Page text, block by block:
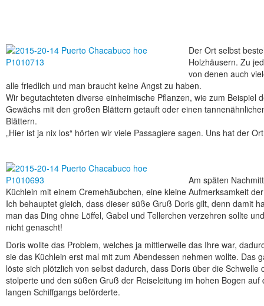
Der Ort selbst
Holzhäusern. Zu
von denen auch
alle friedlich und man braucht keine Angst zu haben.
Wir begutachteten diverse einheimische Pflanzen, wie zum Beispiel
Gewächs mit den großen Blättern getauft oder einen
Blättern.
„Hier ist ja nix los“ hörten wir viele Passagiere sagen. Uns hat der
Am späten
Küchlein mit einem Cremehäubchen, eine kleine Aufmerksamkeit
Ich behauptet gleich, dass dieser süße Gruß Doris gilt, denn damit
man das Ding ohne Löffel, Gabel und Tellerchen verzehren sollte
nicht genascht!
Doris wollte das Problem, welches ja mittlerweile das Ihre war,
sie das Küchlein erst mal mit zum Abendessen nehmen wollte. Das
löste sich plötzlich von selbst dadurch, dass Doris über die Schwelle
stolperte und den süßen Gruß der Reiseleitung im hohen Bogen auf
langen Schiffgangs beförderte.